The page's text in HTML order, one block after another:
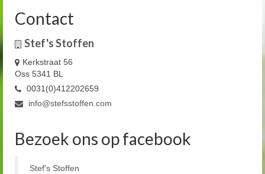
Contact
Stef's Stoffen
Kerkstraat 56
Oss 5341 BL
0031(0)412202659
info@stefsstoffen.com
Bezoek ons op facebook
Stef's Stoffen